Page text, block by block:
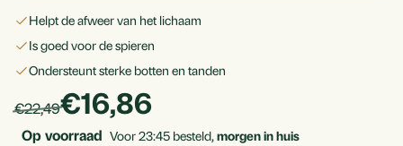
helpt de afweer van het lichaam
is goed voor de spieren
ondersteunt sterke botten en tanden
Per
stuk
products.price_default:
€22,49€16,86
Op voorraad Voor 23:45 besteld,morgen in huis